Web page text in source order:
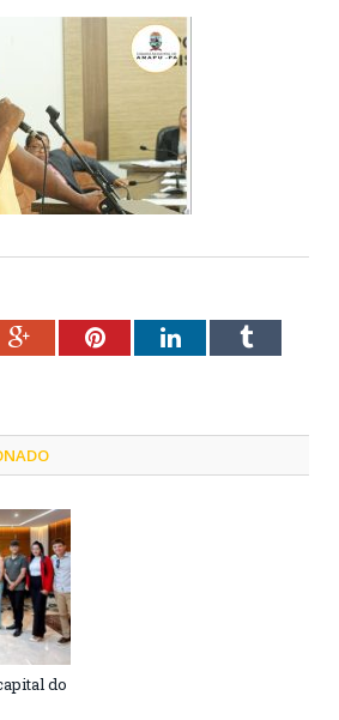
Google+PinterestLinkedInTumblr
do